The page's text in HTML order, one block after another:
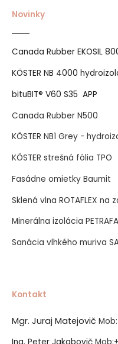
Novinky
Canada Rubber EKOSIL
KÖSTER NB 4000
bituBIT® V60 S35 APP
Canada Rubber N500
KÖSTER NB1 Grey -
KÖSTER strešná fólia TPO
Fasádne omietky Baumit
Sklená vlna ROTAFLEX
Minerálna izolácia
Sanácia vlhkého muriva
Kontakt
Mgr. Juraj Matejovič Mob: